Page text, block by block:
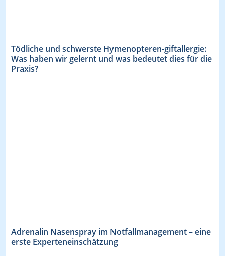
Tödliche und schwerste Hymenopteren-giftallergie:
Was haben wir gelernt und was bedeutet dies für die
Praxis?
Adrenalin Nasenspray im Notfallmanagement – eine
erste Experteneinschätzung